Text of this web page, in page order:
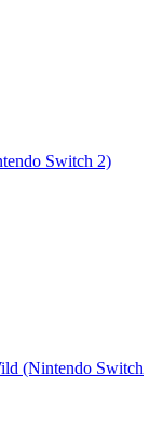
Switch 2)
(Nintendo Switch